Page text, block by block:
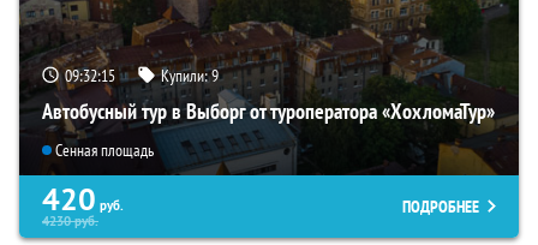
09:32:14 Купили:9
Автобусный тур в Выборг от туроператора «ХохломаТур»
Сенная площадь
420 руб.
4230руб.
ПОДРОБНЕЕ